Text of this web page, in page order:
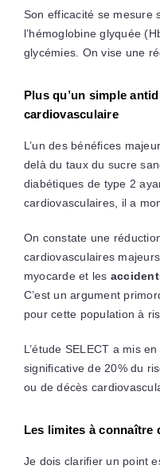
Son efficacité se mesure
l’hémoglobine glyquée
glycémies. On vise une
Plus qu’un simple
cardiovasculaire
L’un des bénéfices
delà du taux du sucre
diabétiques de type 2
cardiovasculaires, il a
On constate une
cardiovasculaires
myocarde et les
C’est un argument
pour cette population à
L’étude SELECT a mis
significative de 20% du
ou de décès
Les limites à connaître
Je dois clarifier un point